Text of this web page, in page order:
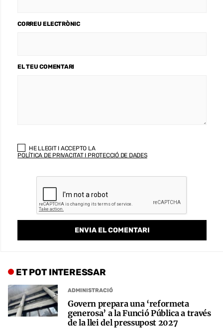
CORREU ELECTRÒNIC
EL TEU COMENTARI
HE LLEGIT I ACCEPTO LA
POLÍTICA DE PRIVACITAT I PROTECCIÓ DE DADES
ET POT INTERESSAR
ADMINISTRACIÓ
Govern prepara una ‘reformeta
generosa’ a la Funció Pública a través
de la llei del pressupost 2027